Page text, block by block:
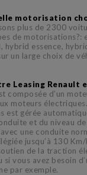
motorisation
plus de 2300
de motorisations?:
hybrid essence,
un large choix de
Leasing Renault
composée d’un
moteurs
est gérée
et du niveau de
une conduite
jusqu’à 130
de la traction
vous avez besoin
par exemple.